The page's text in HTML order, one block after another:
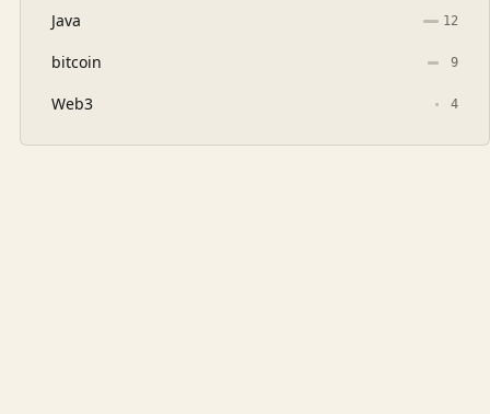
Java 12
bitcoin 9
Web3 4